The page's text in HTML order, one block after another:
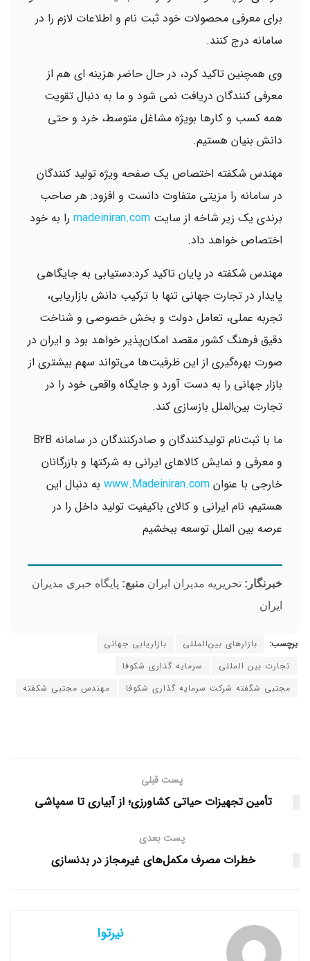
برای معرفی محصولات خود ثبت نام و اطلاعات لازم را در
سامانه درج کنند.
وی همچنین تاکید کرد، در حال حاضر هزینه ای هم از
معرفی کنندگان دریافت نمی شود و ما به دنبال تقویت
همه کسب و کارها بویژه مشاغل متوسط، خرد و حتی
دانش بنیان هستیم.
مهندس شکفته اختصاص یک صفحه ویژه تولید کنندگان
در سامانه را مزیتی متفاوت دانست و افزود: هر صاحب
برندی یک زیر شاخه از سایت
را به خود
اختصاص خواهد داد.
مهندس شکفته در پایان تاکید کرد:دستیابی به جایگاهی
پایدار در تجارت جهانی تنها با ترکیب دانش بازاریابی،
تجربه عملی، تعامل دولت و بخش خصوصی و شناخت
دقیق فرهنگ کشور مقصد امکان‌پذیر خواهد بود و ایران در
صورت بهره‌گیری از این ظرفیت‌ها می‌تواند سهم بیشتری از
بازار جهانی را به دست آورد و جایگاه واقعی خود را در
تجارت بین‌الملل بازسازی کند.
ما با ثبت‌نام تولیدکنندگان و صادرکنندگان در سامانه B2B
و معرفی و نمایش کالاهای ایرانی به شرکتها و بازرگانان
خارجی با عنوان www.Madeiniran.com به دنبال این
هستیم، نام ایرانی و کالای باکیفیت تولید داخل را در
عرصه بین الملل توسعه ببخشیم
خبرنگار: تحریریه مدیران ایران منبع: پایگاه خبری مدیران
ایران
برچسب: بازارهای بین‌المللی
بازاریابی جهانی
تجارت بین المللی
سرمایه گذاری شکوفا
مجتبی شگفته شرکت سرمایه گذاری شکوفا
مهندس مجتبی شکفته
پست قبلی
تأمین تجهیزات حیاتی کشاورزی؛ از آبیاری تا سمپاشی
پست بعدی
خطرات مصرف مکمل‌های غیرمجاز در بدنسازی
نیرتوا